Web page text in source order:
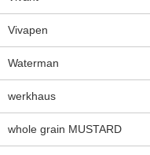
Vivapen
Waterman
werkhaus
whole grain MUSTARD